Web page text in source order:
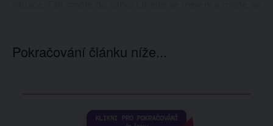
Pokračování článku níže...